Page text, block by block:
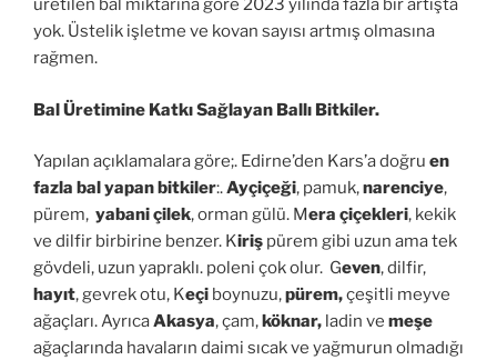
üretilen bal miktarına göre 2023 yılında fazla bir artışta
yok. Üstelik işletme ve kovan sayısı artmış olmasına
rağmen.
Bal Üretimine Katkı Sağlayan Ballı Bitkiler.
Yapılan açıklamalara göre;. Edirne’den Kars’a doğru en
fazla bal yapan bitkiler:.Ayçiçeği, pamuk,narenciye,
pürem, yabani çilek, orman gülü. Mera çiçekleri, kekik
ve dilfir birbirine benzer. Kiriş pürem gibi uzun ama tek
gövdeli, uzun yapraklı. poleni çok olur. Geven, dilfir,
hayıt, gevrek otu, Keçi boynuzu,pürem,çeşitli meyve
ağaçları. AyrıcaAkasya, çam,köknar, ladin ve meşe
ağaçlarında havaların daimi sıcak ve yağmurun olmadığı